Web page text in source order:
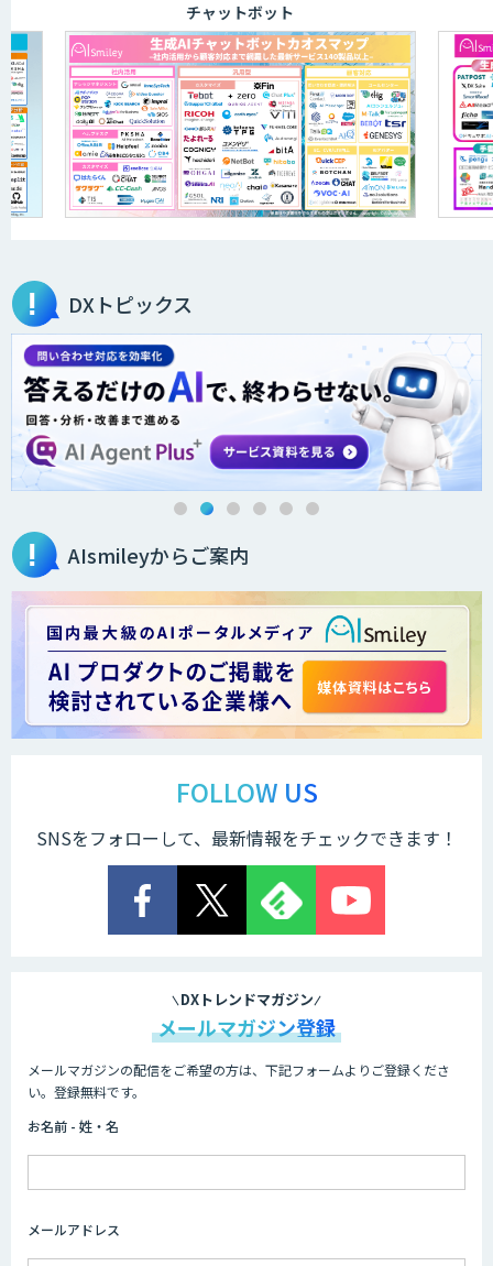
地理空間DX ソリューション
法人向けAIエージェント「OfficeAI社
員」
WAN-RECORD Plus
業務特化型AIエージェントの開発支援
「業務AIプロ」
展示会の名刺を商談に変える
SELFBOT AIエージェント
エージェント開発
HEROZ ASK
需要予測＋業務最適化AIシステム
ORCANO
チャットボット
DXトピックス
AIsmileyからご案内
FOLLOW US
SNSをフォローして、最新情報をチェックできます！
DXトレンドマガジン
メールマガジン登録
メールマガジンの配信をご希望の方は、下記フォームよりご登録くださ
い。登録無料です。
お名前 - 姓・名
メールアドレス